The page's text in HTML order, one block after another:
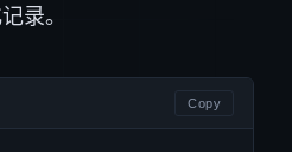
录。
Copy